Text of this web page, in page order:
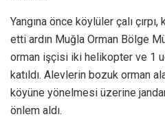
Yangına önce köylüler çalı
etti ardın Muğla Orman Bölge
orman işçisi iki helikopter ve 1
katıldı. Alevlerin bozuk orman
köyüne yönelmesi üzerine
önlem aldı.